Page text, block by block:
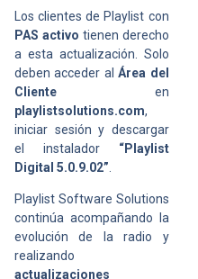
Los clientes de Playlist con
PAS activo tienen derecho
a esta actualización. Solo
deben acceder alÁrea del
Cliente en
playlistsolutions.com,
iniciar sesión y descargar
el instalador “Playlist
Digital 5.0.9.02”
Playlist Software Solutions
continúa acompañando la
evolución de la radio y
realizando
actualizaciones